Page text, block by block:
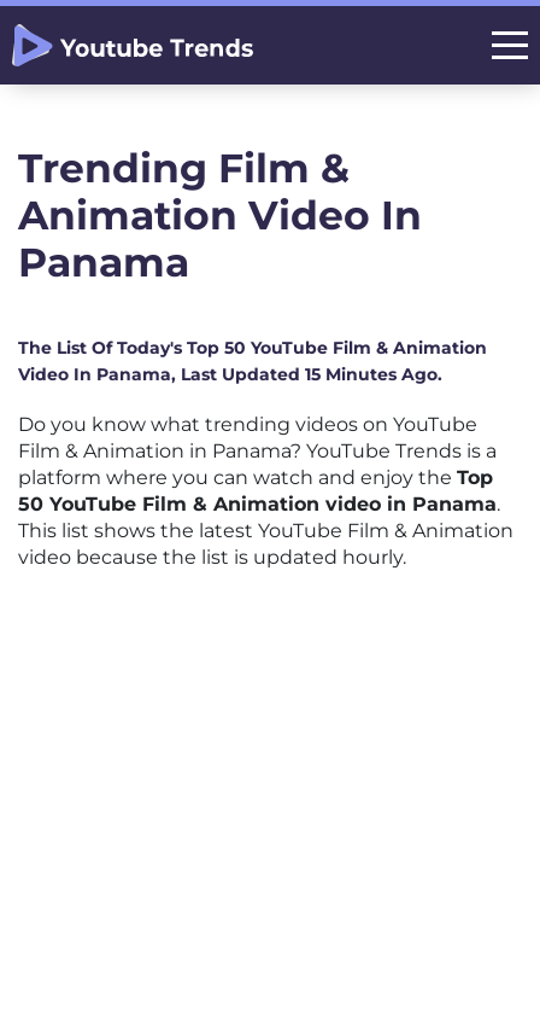
Trending Film &
Animation Video In
Panama
The List Of Today's Top 50 YouTube Film & Animation
Video In Panama, Last Updated 15 Minutes Ago.
Do you know what trending videos on YouTube
Film & Animation in Panama? YouTube Trends is a
platform where you can watch and enjoy the Top
50 YouTube Film & Animation video in Panama.
This list shows the latest YouTube Film & Animation
video because the list is updated hourly.